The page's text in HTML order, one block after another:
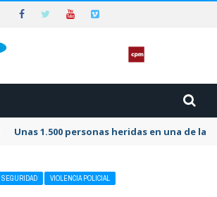
Unas 1.500 personas heridas en una de
SEGURIDAD VIOLENCIA POLICIAL